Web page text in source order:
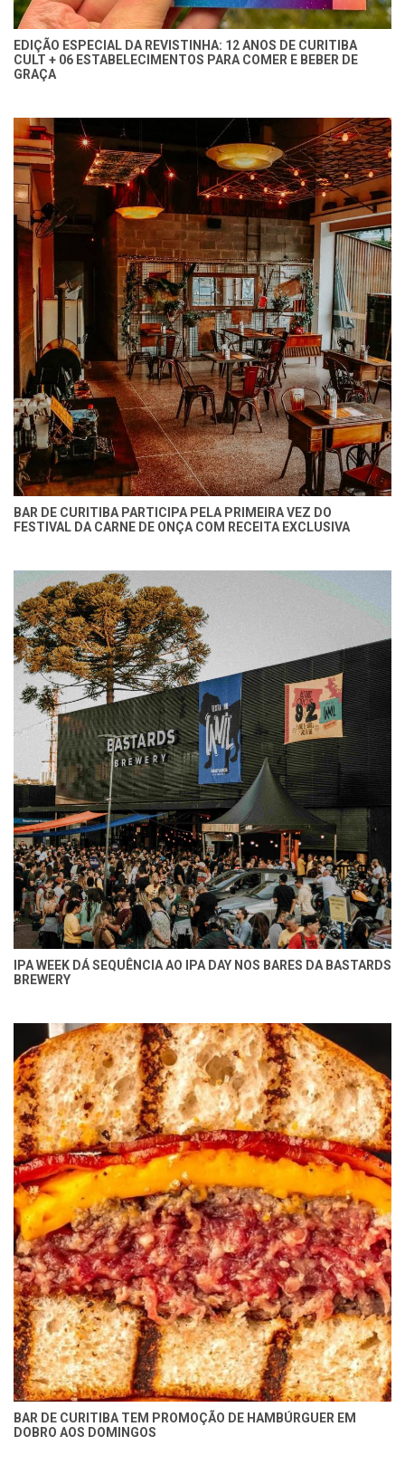
EDIÇÃO ESPECIAL DA REVISTINHA: 12 ANOS DE CURITIBA
CULT + 06 ESTABELECIMENTOS PARA COMER E BEBER DE
GRAÇA
BAR DE CURITIBA PARTICIPA PELA PRIMEIRA VEZ DO
FESTIVAL DA CARNE DE ONÇA COM RECEITA EXCLUSIVA
IPA WEEK DÁ SEQUÊNCIA AO IPA DAY NOS BARES DA BASTARDS
BREWERY
BAR DE CURITIBA TEM PROMOÇÃO DE HAMBÚRGUER EM
DOBRO AOS DOMINGOS